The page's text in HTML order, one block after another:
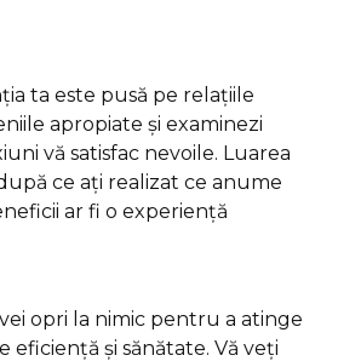
ta este pusă pe relațiile
apropiate și examinezi
vă satisfac nevoile. Luarea
ce ați realizat ce anume
ar fi o experiență
opri la nimic pentru a atinge
eficiență și sănătate. Vă veți